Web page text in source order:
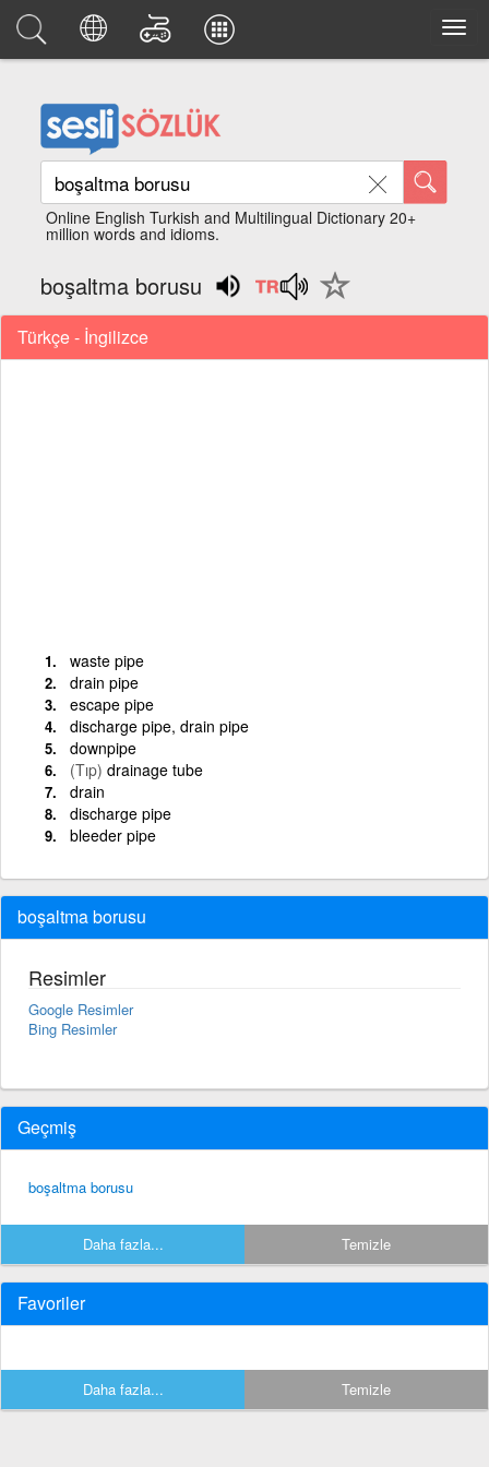
Online English Turkish and Multilingual Dictionary 20+
million words and idioms.
boşaltma borusu
Türkçe - İngilizce
waste pipe
drain pipe
escape pipe
discharge pipe, drain pipe
downpipe
(Tıp) drainage tube
drain
discharge pipe
bleeder pipe
boşaltma borusu
Resimler
Google Resimler
Bing Resimler
Geçmiş
boşaltma borusu
Daha fazla... Temizle
Favoriler
Daha fazla... Temizle